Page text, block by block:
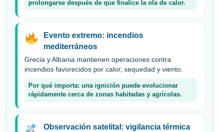
prolongarse después de que finalice la ola de calor.
Evento extremo: incendios
mediterráneos
Grecia y Albania mantienen operaciones contra
incendios favorecidos por calor, sequedad y viento.
Por qué importa: una ignición puede evolucionar
rápidamente cerca de zonas habitadas y agrícolas.
Observación satelital: vigilancia térmica